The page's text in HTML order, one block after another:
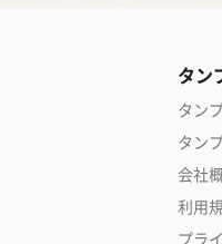
タン
タン
タン
会社
利用
プラ